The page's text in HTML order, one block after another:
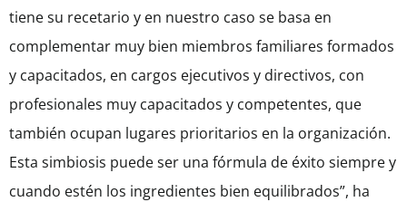
tiene su recetario y en nuestro caso se basa en
complementar muy bien miembros familiares formados
y capacitados, en cargos ejecutivos y directivos, con
profesionales muy capacitados y competentes, que
también ocupan lugares prioritarios en la organización.
Esta simbiosis puede ser una fórmula de éxito siempre y
cuando estén los ingredientes bien equilibrados”, ha